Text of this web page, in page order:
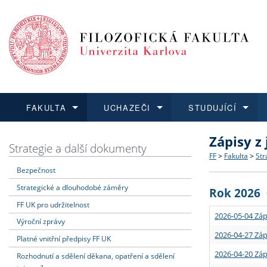
FAKULTA
Dozvědět se více
Struktura
Strategie
Podpora
UCHAZEČI
Podat přihlášku
Co
Učitelské
STUDUJÍCÍ
Dozvědět se více
Rigorózní
Dozvědět se více
O vědě a
Granty a
Dozvědět se více
Aktuální
Strategie a další dokumenty
Bezpečnost
Strategické a dlouhodobé záměry
FF UK pro udržitelnost
Výroční zprávy
Platné vnitřní předpisy FF UK
Rozhodnutí a sdělení děkana, opatření a sdělení
Zápisy
FF > Fakulta >
Rok 2026
2026-05-04
2026-04-27
2026-04-20